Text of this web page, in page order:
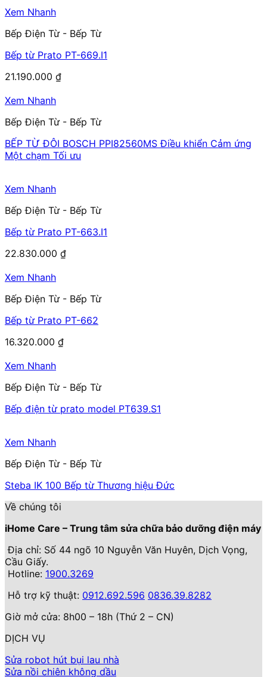
Xem Nhanh
Bếp Điện Từ - Bếp Từ
Bếp từ Prato PT-669.I1
21.190.000 ₫
Xem Nhanh
Bếp Điện Từ - Bếp Từ
BẾP TỪ ĐÔI BOSCH PPI82560MS Điều khiển Cảm ứng
Một chạm Tối ưu
Xem Nhanh
Bếp Điện Từ - Bếp Từ
Bếp từ Prato PT-663.I1
22.830.000 ₫
Xem Nhanh
Bếp Điện Từ - Bếp Từ
Bếp từ Prato PT-662
16.320.000 ₫
Xem Nhanh
Bếp Điện Từ - Bếp Từ
Bếp điện từ prato model PT639.S1
Xem Nhanh
Bếp Điện Từ - Bếp Từ
Steba IK 100 Bếp từ Thương hiệu Đức
Về chúng tôi
iHome Care – Trung tâm sửa chữa bảo dưỡng điện máy
Địa chỉ: Số 44 ngõ 10 Nguyễn Văn Huyên, Dịch Vọng,
Cầu Giấy.
Hotline: 1900.3269
Hỗ trợ kỹ thuật: 0912.692.596 0836.39.8282
Giờ mở cửa: 8h00 – 18h (Thứ 2 – CN)
DỊCH VỤ
Sửa robot hút bụi lau nhà
Sửa nồi chiên không dầu